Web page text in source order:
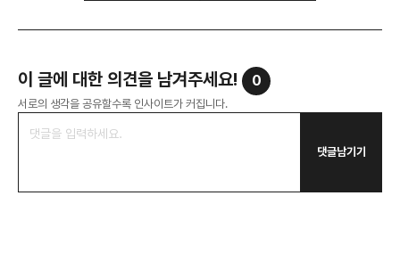
이 글에 대한 의견을 남겨주세요! 0
서로의 생각을 공유할수록 인사이트가 커집니다.
댓글남기기